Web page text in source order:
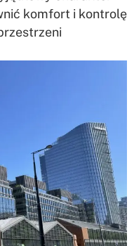
komfort i kontrolę